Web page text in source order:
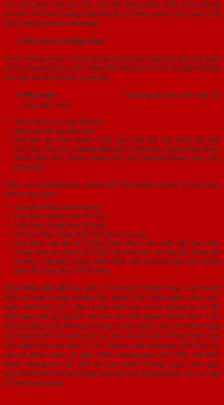
1,5 mm giúp chịu lực tốt. Có khả năng bám chắc trên tường
và hạn chế tình trạng lỏng bản lề, xệ lệch cánh cửa, cánh cửa
được đóng mở em dễ dàng.
Ron cao su chống cháy
Joint chống cháy có tác dụng sẽ bít kín toàn bộ khe hở giữa
cánh và khung bao, khi nhiệt độ tăng nó sẽ nở ra ngăn không
cho lửa và khói thoát ra ngoài.
Phụ kiện:
thường đi kèm với một số
phụ kiện như:
Tay co thủy lực ( tay đẩy hơi),
Khóa, bản lề, tay nắm cửa
Phụ kiện lựa chọn thêm: chốt cửa, chốt âm cho cánh đôi, mắt
thần, tay nắm cửa, chuông điện, kính cường lực chống cháy, thanh
thoát hiểm đơn, thanh thoát hiểm đôi, Doorsill (thanh chặn cửa
phía dưới)
Hiện nay SaigonDoor mang đến cho khách hàng 4 lựa chọn
chính bao gồm:
Cửa gỗ chống cháy 60 phút.
Cửa thép chống cháy 70 phút
Cửa thép chống cháy 90 phút
Và cửa Thép chống cháy 120 phút cao cấp.
Cửa thép vân gỗ có chống cháy được sản xuất đạt theo tiêu
chuẩn của cục Cảnh Sát PCCC và Cứu nạn cứu hộ (Bộ Công An)
và được cấp giấy chứng nhận kiểm định phương tiện cửa chống
cháy để cung cấp ra thị trường.
Cửa thép vân gỗ bao gồm cửa thép chống cháy, cửa thoát
hiểm là một trong những sản phẩm cần thiết ngăn cháy lan,
ngăn khói khi có 1 đám cháy nhỏ xảy ra và chúng ta có đủ
thời gian để di chuyển tài sản và chạy thoát thoát nạn. Cửa
thép chống cháy không những là sản phẩm bảo vệ tính mạng
con người khi có cháy xảy ra, bảo vệ tài sản chống trộm cấp
cho ngôi nhà của bạn và các thành viên trong gia đình mà nó
còn là điểm nhấn tô đẹp thêm không gian nội thất. Để biết
thêm thông tin chi tiết về cửa thép chống cháy, mời quý
khách liên hệ với hệ thống siêu thị cửa SaigonDoor và các đại
lý trên toàn quốc.